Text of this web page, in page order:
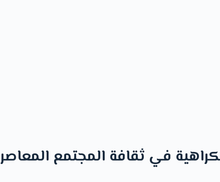
في ثقافة المجتمع المعاصر